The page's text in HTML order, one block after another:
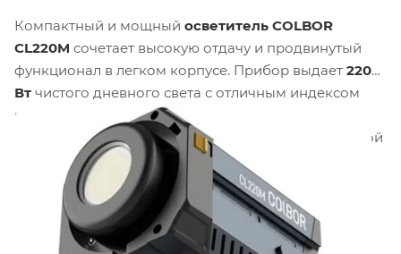
Компактный и мощный осветитель COLBOR
CL220M сочетает высокую отдачу и продвинутый
функционал в легком корпусе. Прибор выдает 220
Вт чистого дневного света с отличным индексом
цветопередачи, что делает его идеальным
решением для портретной, предметной и выездной